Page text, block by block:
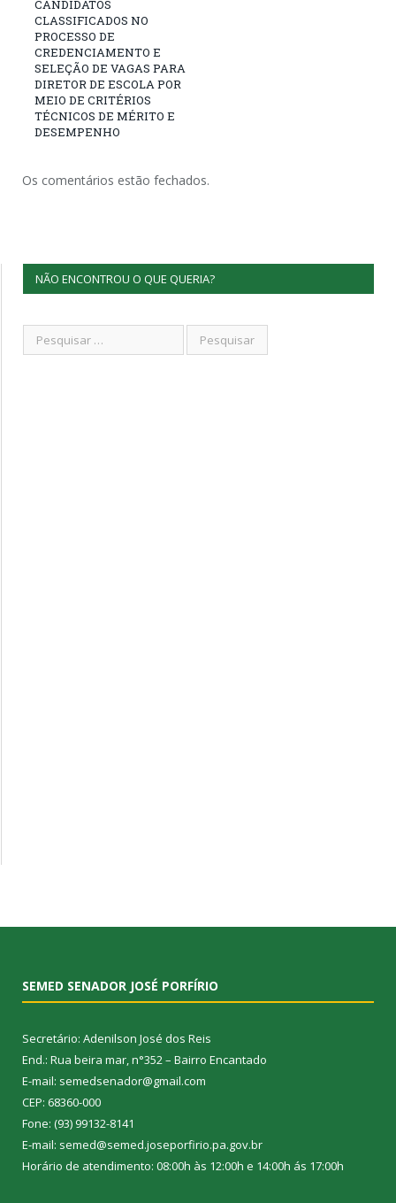
CANDIDATOS
CLASSIFICADOS NO
PROCESSO DE
CREDENCIAMENTO E
SELEÇÃO DE VAGAS PARA
DIRETOR DE ESCOLA POR
MEIO DE CRITÉRIOS
TÉCNICOS DE MÉRITO E
DESEMPENHO
Os comentários estão fechados.
NÃO ENCONTROU O QUE QUERIA?
SEMED SENADOR JOSÉ PORFÍRIO
Secretário: Adenilson José dos Reis
End.: Rua beira mar, n°352 – Bairro Encantado
E-mail: semedsenador@gmail.com
CEP: 68360-000
Fone: (93) 99132-8141
E-mail: semed@semed.joseporfirio.pa.gov.br
Horário de atendimento: 08:00h às 12:00h e 14:00h ás 17:00h